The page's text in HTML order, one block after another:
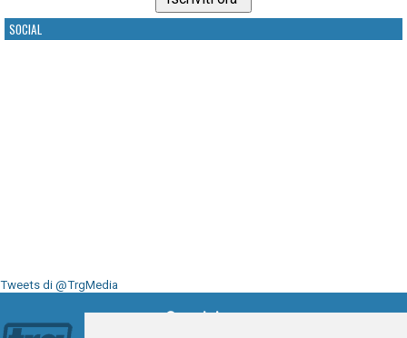
SOCIAL
Tweets di @TrgMedia
Seguici su